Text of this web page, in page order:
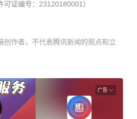
可证编号：23120180001）
创作者，不代表腾讯新闻的观点和立
广告